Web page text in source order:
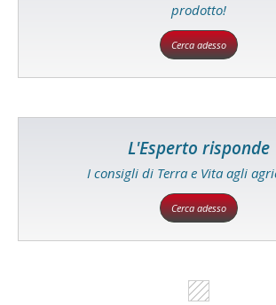
prodotto!
Cerca adesso
L'Esperto risponde
I consigli di Terra e Vita agli
Cerca adesso